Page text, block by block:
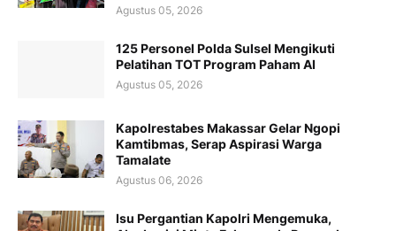
Agustus 05, 2026
125 Personel Polda Sulsel Mengikuti
Pelatihan TOT Program Paham AI
Agustus 05, 2026
Kapolrestabes Makassar Gelar Ngopi
Kamtibmas, Serap Aspirasi Warga
Tamalate
Agustus 06, 2026
Isu Pergantian Kapolri Mengemuka,